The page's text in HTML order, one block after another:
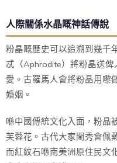
人際關係水晶嘅神話傳說
粉晶嘅歷史可以追溯到幾千
忒（Aphrodite）將粉晶送
愛。古羅馬人會將粉晶用嚟
婚姻。
喺中國傳統文化入面，粉晶
芙蓉花。古代大家閨秀會佩
而紅紋石喺南美洲原住民文